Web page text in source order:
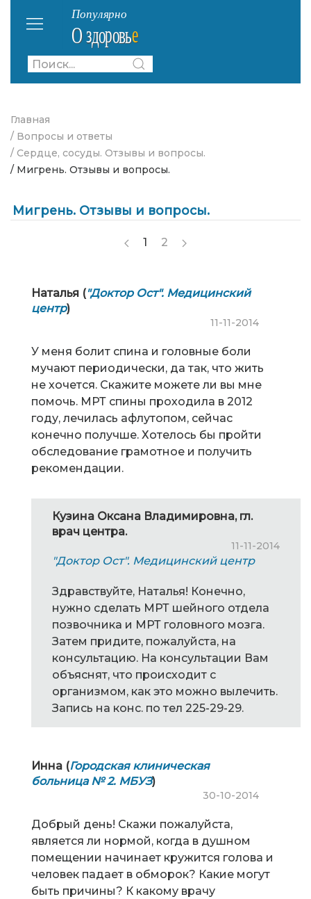
Главная
/ Вопросы и ответы
/ Сердце, сосуды. Отзывы и вопросы.
/ Мигрень. Отзывы и вопросы.
Мигрень. Отзывы и вопросы.
1 2
Наталья ("Доктор Ост". Медицинский
центр)
11-11-2014
У меня болит спина и головные боли
мучают периодически, да так, что жить
не хочется. Скажите можете ли вы мне
помочь. МРТ спины проходила в 2012
году, лечилась афлутопом, сейчас
конечно получше. Хотелось бы пройти
обследование грамотное и получить
рекомендации.
Кузина Оксана Владимировна, гл.
врач центра.
11-11-2014
"Доктор Ост". Медицинский центр
Здравствуйте, Наталья! Конечно,
нужно сделать МРТ шейного отдела
позвочника и МРТ головного мозга.
Затем придите, пожалуйста, на
консультацию. На консультации Вам
объяснят, что происходит с
организмом, как это можно вылечить.
Запись на конс. по тел 225-29-29.
Инна (Городская клиническая
больница № 2. МБУЗ)
30-10-2014
Добрый день! Скажи пожалуйста,
является ли нормой, когда в душном
помещении начинает кружится голова и
человек падает в обморок? Какие могут
быть причины? К какому врачу